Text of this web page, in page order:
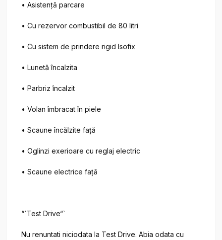
• Asistență parcare
• Cu rezervor combustibil de 80 litri
• Cu sistem de prindere rigid Isofix
• Lunetă încalzita
• Parbriz încalzit
• Volan îmbracat în piele
• Scaune încălzite față
• Oglinzi exerioare cu reglaj electric
• Scaune electrice față
“`Test Drive“`
Nu renuntati niciodata la Test Drive. Abia odata cu